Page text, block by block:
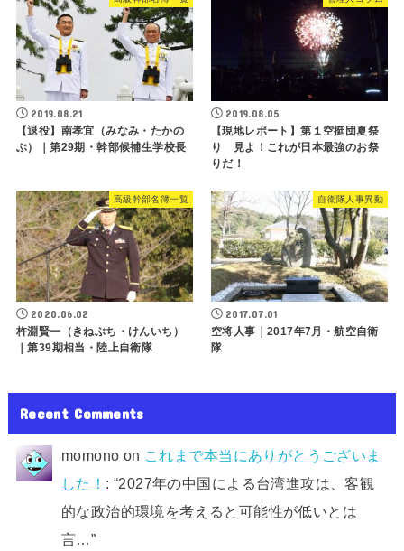
2019.08.21
【退役】南孝宜（みなみ・たかの
ぶ）｜第29期・幹部候補生学校長
2019.08.05
【現地レポート】第１空挺団夏祭
り 見よ！これが日本最強のお祭
りだ！
高級幹部名簿一覧
2020.06.02
杵淵賢一（きねぶち・けんいち）
｜第39期相当・陸上自衛隊
自衛隊人事異動
2017.07.01
空将人事｜2017年7月・航空自衛
隊
Recent Comments
momono on これまで本当にありがとうございま
した！ : “2027年の中国による台湾進攻は、客観
的な政治的環境を考えると可能性が低いとは
言…”